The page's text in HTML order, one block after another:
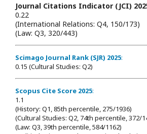
Journal Citations Indicator (JCI)
0.22
(International Relations: Q4, 150/173)
(Law: Q3, 320/443)
Scimago Journal Rank (SJR) 2025:
0.15 (Cultural Studies: Q2)
Scopus Cite Score 2025:
1.1
(History: Q1, 85th percentile, 275/1936)
(Cultural Studies: Q2, 74th percentile, 372/
(Law: Q3, 39th percentile, 584/1162)